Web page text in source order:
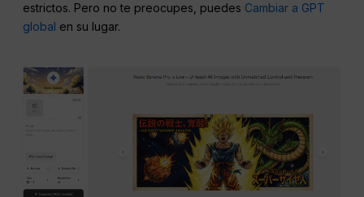
estrictos. Pero no te preocupes, puedes Cambiar a GPT
global en su lugar.